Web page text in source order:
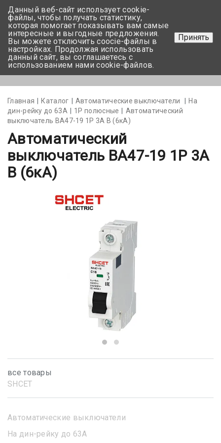
+375 17-350-99-56
+375 44-752-82-08
Задать вопрос
Главная Каталог Автоматические выключатели
На
дин-рейку до 63А
1Р полюсные
Автоматический
выключатель BA47-19 1P 3А B (6кА)
Автоматический
выключатель BA47-19 1P 3А
B (6кА)
все товары
SHСET
Автоматические выключатели
На дин-рейку до 63А
Данный веб-сайт использует cookie-
файлы, чтобы получать статистику,
которая помогает показывать вам самые
интересные и выгодные предложения.
Вы можете отключить coocie-файлы в
настройках. Продолжая использовать
данный сайт, вы соглашаетесь с
использованием нами cookie-файлов.
Принять